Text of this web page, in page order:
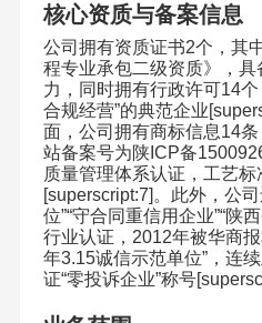
核心资质与备案信息
公司拥有资质证书2个，其
程专业承包二级资质》，
力，同时拥有行政许可14个
合规经营”的典范企业
面，公司拥有商标信息14条
站备案号为陕ICP备
质量管理体系认证，工艺
[superscript:7] 。此外，公
位”“守合同重信用企业”“陕
行业认证， 2012年被华商
年3.15诚信示范单位”，连
证“零投诉企业”称号